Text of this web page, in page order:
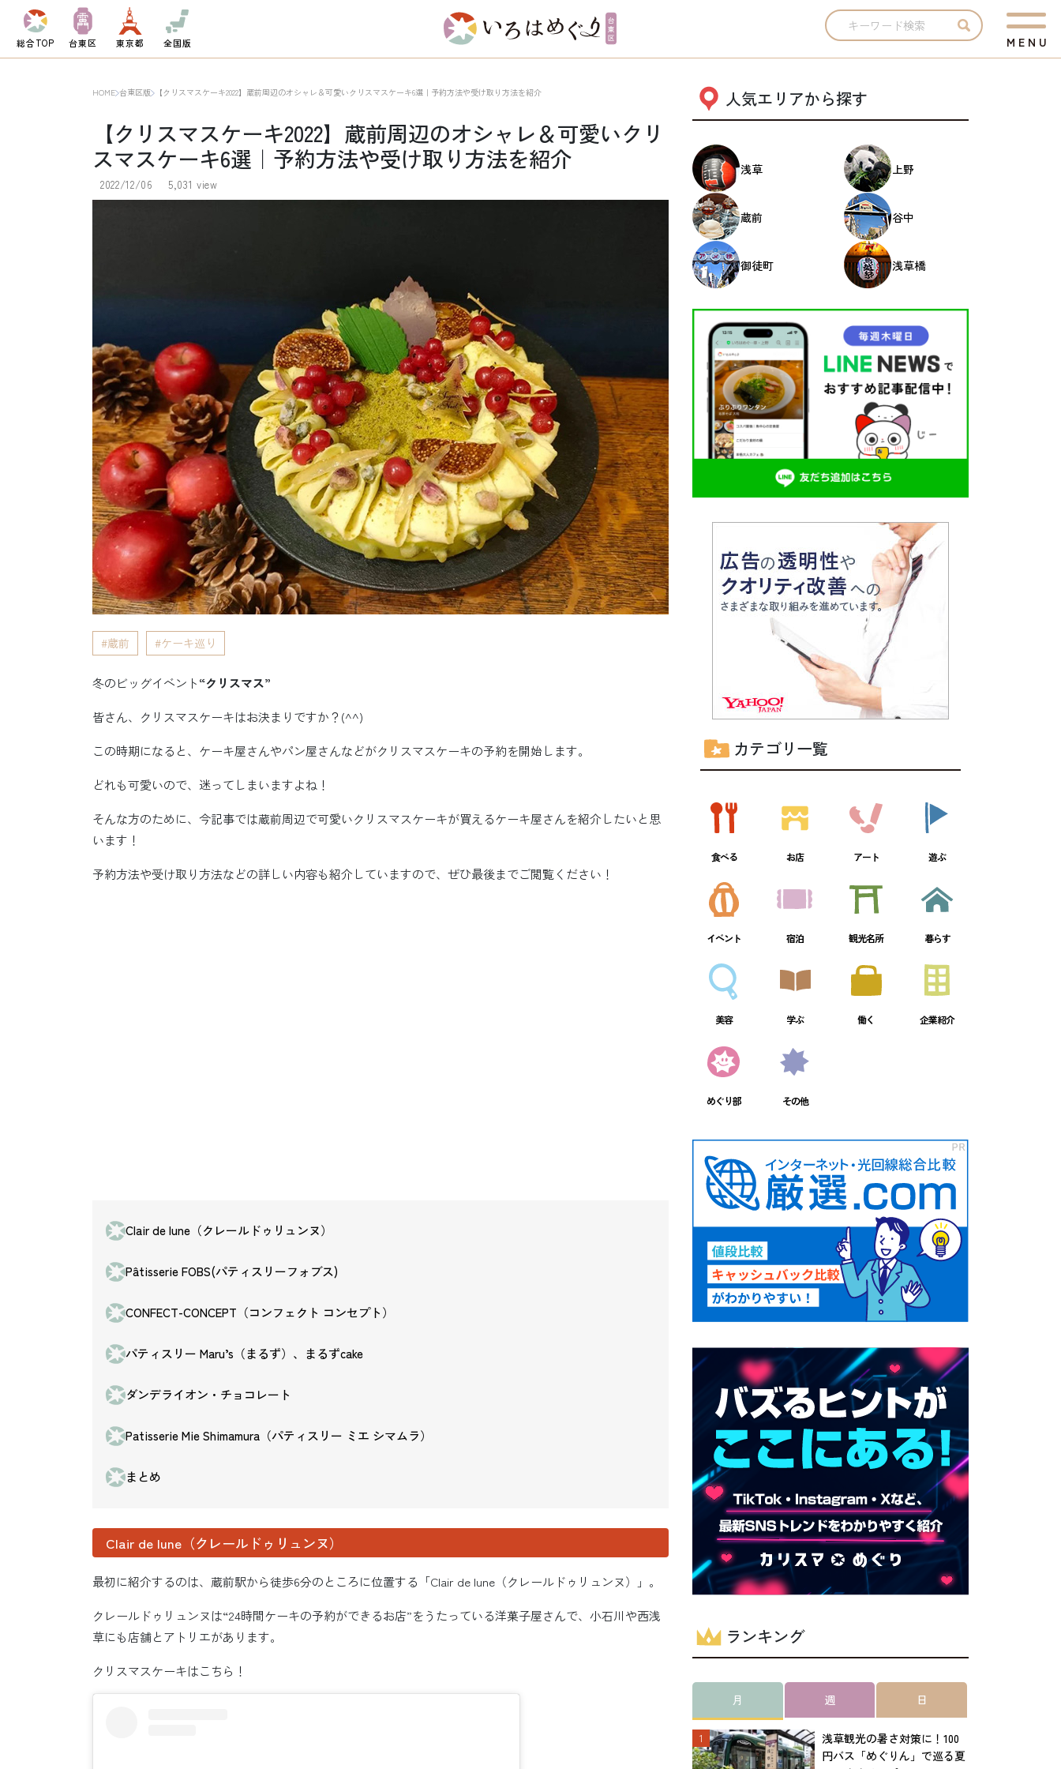
総合TOP 台東区 東京都 全国版 M E N U
HOME 台東区版 【クリスマスケーキ2022】蔵前周辺のオシャレ＆可愛いクリスマスケーキ6選｜予約方法や受け取り方法を紹介
【クリスマスケーキ2022】蔵前周辺のオシャレ＆可愛いクリ
スマスケーキ6選｜予約方法や受け取り方法を紹介
2022/12/06 5,031 view
蔵前 ケーキ巡り
冬のビッグイベント“クリスマス”
皆さん、クリスマスケーキはお決まりですか？(^^)
この時期になると、ケーキ屋さんやパン屋さんなどがクリスマスケーキの予約を開始します。
どれも可愛いので、迷ってしまいますよね！
そんな方のために、今記事では蔵前周辺で可愛いクリスマスケーキが買えるケーキ屋さんを紹介したいと思
います！
予約方法や受け取り方法などの詳しい内容も紹介していますので、ぜひ最後までご閲覧ください！
Clair de lune（クレールドゥリュンヌ）
Pâtisserie FOBS(パティスリーフォブス)
CONFECT-CONCEPT（コンフェクト コンセプト）
パティスリー Maru’s（まるず）、まるずcake
ダンデライオン・チョコレート
Patisserie Mie Shimamura（パティスリー ミエ シマムラ）
まとめ
Clair de lune（クレールドゥリュンヌ）
最初に紹介するのは、蔵前駅から徒歩6分のところに位置する「Clair de lune（クレールドゥリュンヌ）」。
クレールドゥリュンヌは“24時間ケーキの予約ができるお店”をうたっている洋菓子屋さんで、小石川や西浅
草にも店舗とアトリエがあります。
クリスマスケーキはこちら！
人気エリアから探す
浅草 上野
蔵前 谷中
御徒町 浅草橋
カテゴリ一覧
食べる お店 アート 遊ぶ
イベント 宿泊 観光名所 暮らす
美容 学ぶ 働く 企業紹介
めぐり部 その他
ランキング
月 週 日
浅草観光の暑さ対策に！100
円バス「めぐりん」で巡る夏